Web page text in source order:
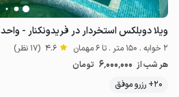
ویلا دوبلکس استخردار در فریدونکنار - واحد ۱۱
2 خوابه . 150 متر . تا 6 مهمان 4.6 (17 نظر)
هر شب از 6٬000٬000 تومان
20+ رزرو موفق